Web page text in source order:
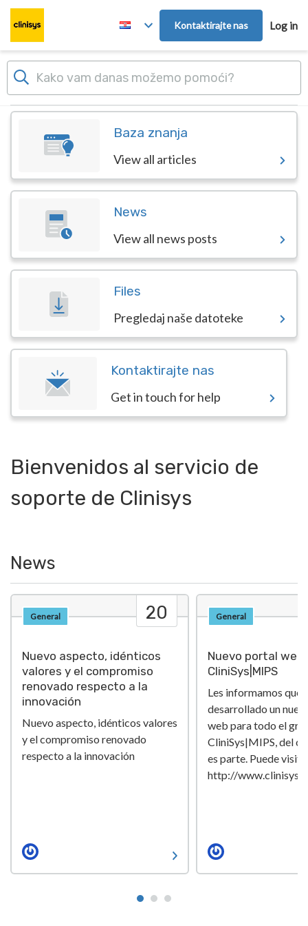
Skip to main content
Kontaktirajte nas Log in
Baza znanja
View all articles
News
View all news posts
Files
Pregledaj naše datoteke
Kontaktirajte nas
Get in touch for help
Bienvenidos al servicio de
soporte de Clinisys
News
20
General
Nuevo aspecto, idénticos
valores y el compromiso
renovado respecto a la
innovación
Nuevo aspecto, idénticos valores
y el compromiso renovado
respecto a la innovación
General
Nuevo portal web
CliniSys|MIPS
Les informamos que
desarrollado un
web para todo el
CliniSys|MIPS, del
es parte. Puede
http://